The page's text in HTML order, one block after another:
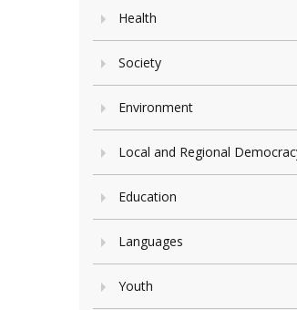
Health
Society
Environment
Local and Regional
Education
Languages
Youth